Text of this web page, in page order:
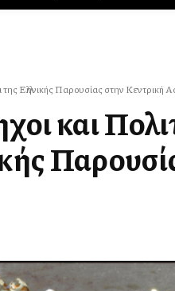
Ελληνικής Παρουσίας στην Κεντρική
και